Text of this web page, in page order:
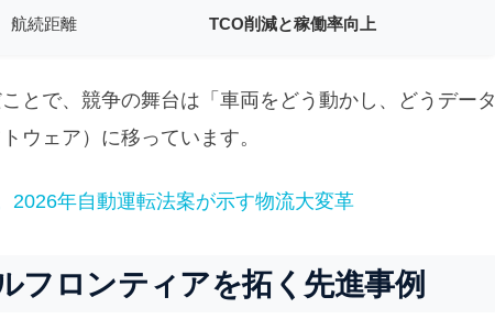
航続距離 TCO削減と稼働率向上
とで、競争の舞台は「車両をどう動かし、どうデータ
ウェア）に移っています。
2026年自動運転法案が示す物流大変革
フロンティアを拓く先進事例